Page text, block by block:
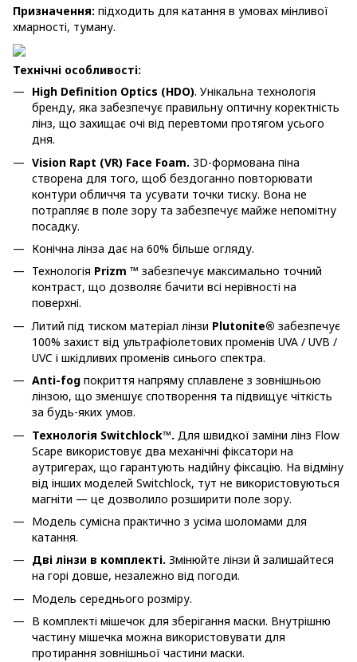
Призначення: підходить для катання в умовах мінливої
хмарності, туману.
Технічні особливості:
High Definition Optics (HDO). Унікальна технологія
бренду, яка забезпечує правильну оптичну коректність
лінз, що захищає очі від перевтоми протягом усього
дня.
Vision Rapt (VR) Face Foam. 3D-формована піна
створена для того, щоб бездоганно повторювати
контури обличчя та усувати точки тиску. Вона не
потрапляє в поле зору та забезпечує майже непомітну
посадку.
Конічна лінза дає на 60% більше огляду.
Технологія Prizm ™ забезпечує максимально точний
контраст, що дозволяє бачити всі нерівності на
поверхні.
Литий під тиском матеріал лінзи Plutonite® забезпечує
100% захист від ультрафіолетових променів UVA / UVB /
UVC і шкідливих променів синього спектра.
Anti-fog покриття напряму сплавлене з зовнішньою
лінзою, що зменшує спотворення та підвищує чіткість
за будь-яких умов.
Технологія Switchlock™. Для швидкої заміни лінз Flow
Scape використовує два механічні фіксатори на
аутригерах, що гарантують надійну фіксацію. На відміну
від інших моделей Switchlock, тут не використовуються
магніти — це дозволило розширити поле зору.
Модель сумісна практично з усіма шоломами для
катання.
Дві лінзи в комплекті. Змінюйте лінзи й залишайтеся
на горі довше, незалежно від погоди.
Модель середнього розміру.
В комплекті мішечок для зберігання маски. Внутрішню
частину мішечка можна використовувати для
протирання зовнішньої частини маски.